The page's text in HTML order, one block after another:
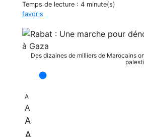
Temps de lecture : 4 minute(s)
favoris
Des dizaines de milliers de Marocains
A
A
A